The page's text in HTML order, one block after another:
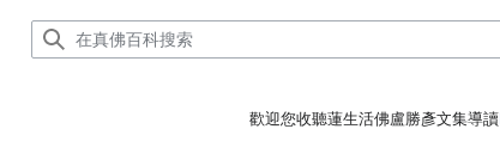
歡迎您收聽蓮生活佛盧勝彥文集導讀